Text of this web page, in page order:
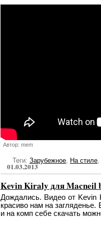
Автор: mem
Теги: Зарубежное, На стиле,
01.03.2013
Kevin Kiraly для Macneil
Дождались. Видео от Kevin
красиво нам на
и на комп себе скачать